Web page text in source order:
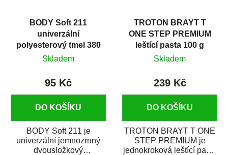
BODY Soft 211
univerzální
polyesterový tmel 380
g
Skladem
95 Kč
DO KOŠÍKU
BODY Soft 211 je
univerzální jemnozrnný
dvousložkový
TROTON BRAYT T
ONE STEP PREMIUM
leštící pasta 100 g
Skladem
239 Kč
DO KOŠÍKU
TROTON BRAYT T ONE
STEP PREMIUM je
jednokroková leštící pasta